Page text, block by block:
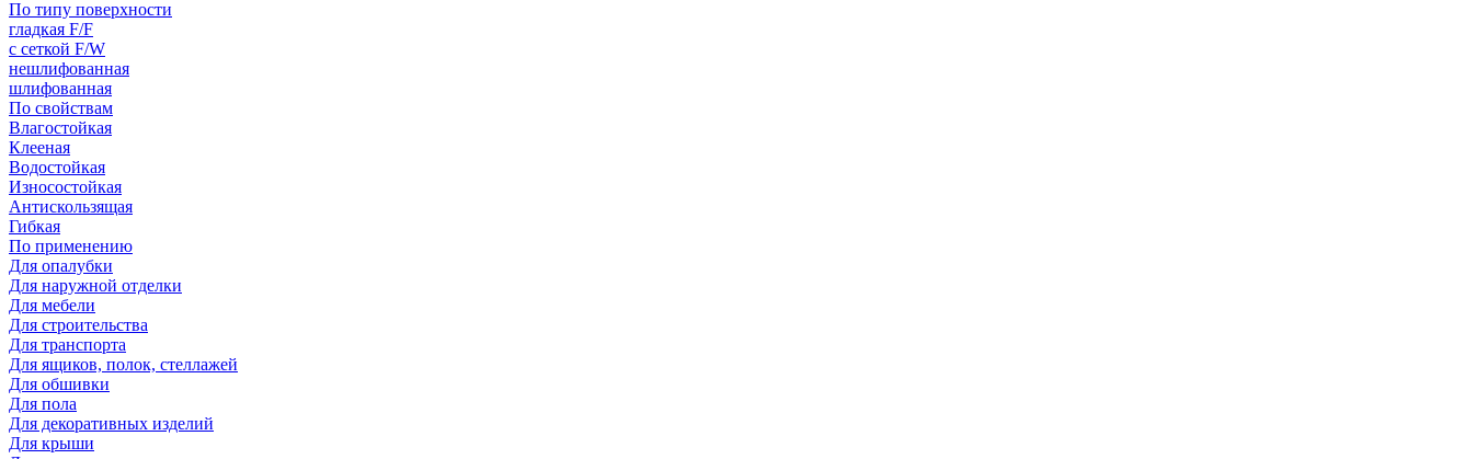
По типу поверхности
гладкая F/F
с сеткой F/W
нешлифованная
шлифованная
По свойствам
Влагостойкая
Клееная
Водостойкая
Износостойкая
Антискользящая
Гибкая
По применению
Для опалубки
Для наружной отделки
Для мебели
Для строительства
Для транспорта
Для ящиков, полок, стеллажей
Для обшивки
Для пола
Для декоративных изделий
Для крыши